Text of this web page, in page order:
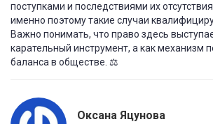
поступками и последствиями их
именно поэтому такие случаи
Важно понимать, что право здесь
карательный инструмент, а как механизм
баланса в обществе. ⚖️
Оксана Яцунова